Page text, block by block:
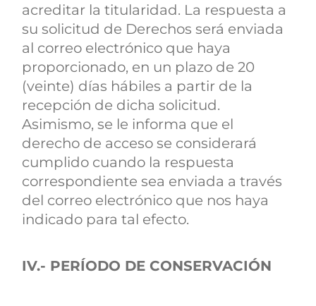
acreditar la titularidad. La respuesta a
su solicitud de Derechos será enviada
al correo electrónico que haya
proporcionado, en un plazo de 20
(veinte) días hábiles a partir de la
recepción de dicha solicitud.
Asimismo, se le informa que el
derecho de acceso se considerará
cumplido cuando la respuesta
correspondiente sea enviada a través
del correo electrónico que nos haya
indicado para tal efecto.
IV.- PERÍODO DE CONSERVACIÓN